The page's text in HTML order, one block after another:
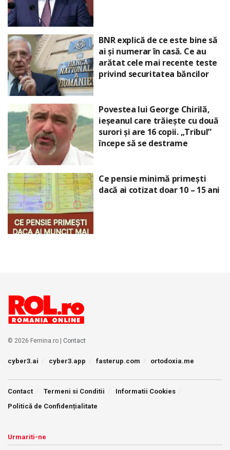
BNR explică de ce este bine să
ai și numerar în casă. Ce au
arătat cele mai recente teste
privind securitatea băncilor
Povestea lui George Chirilă,
ieșeanul care trăiește cu două
surori și are 16 copii. „Tribul”
începe să se destrame
Ce pensie minimă primești
dacă ai cotizat doar 10 – 15 ani
© 2026 Femina.ro | Contact
cyber3.ai cyber3.app fasterup.com ortodoxia.me
Contact Termeni si Conditii
Informatii Cookies
Politică de Confidențialitate
Urmariti-ne